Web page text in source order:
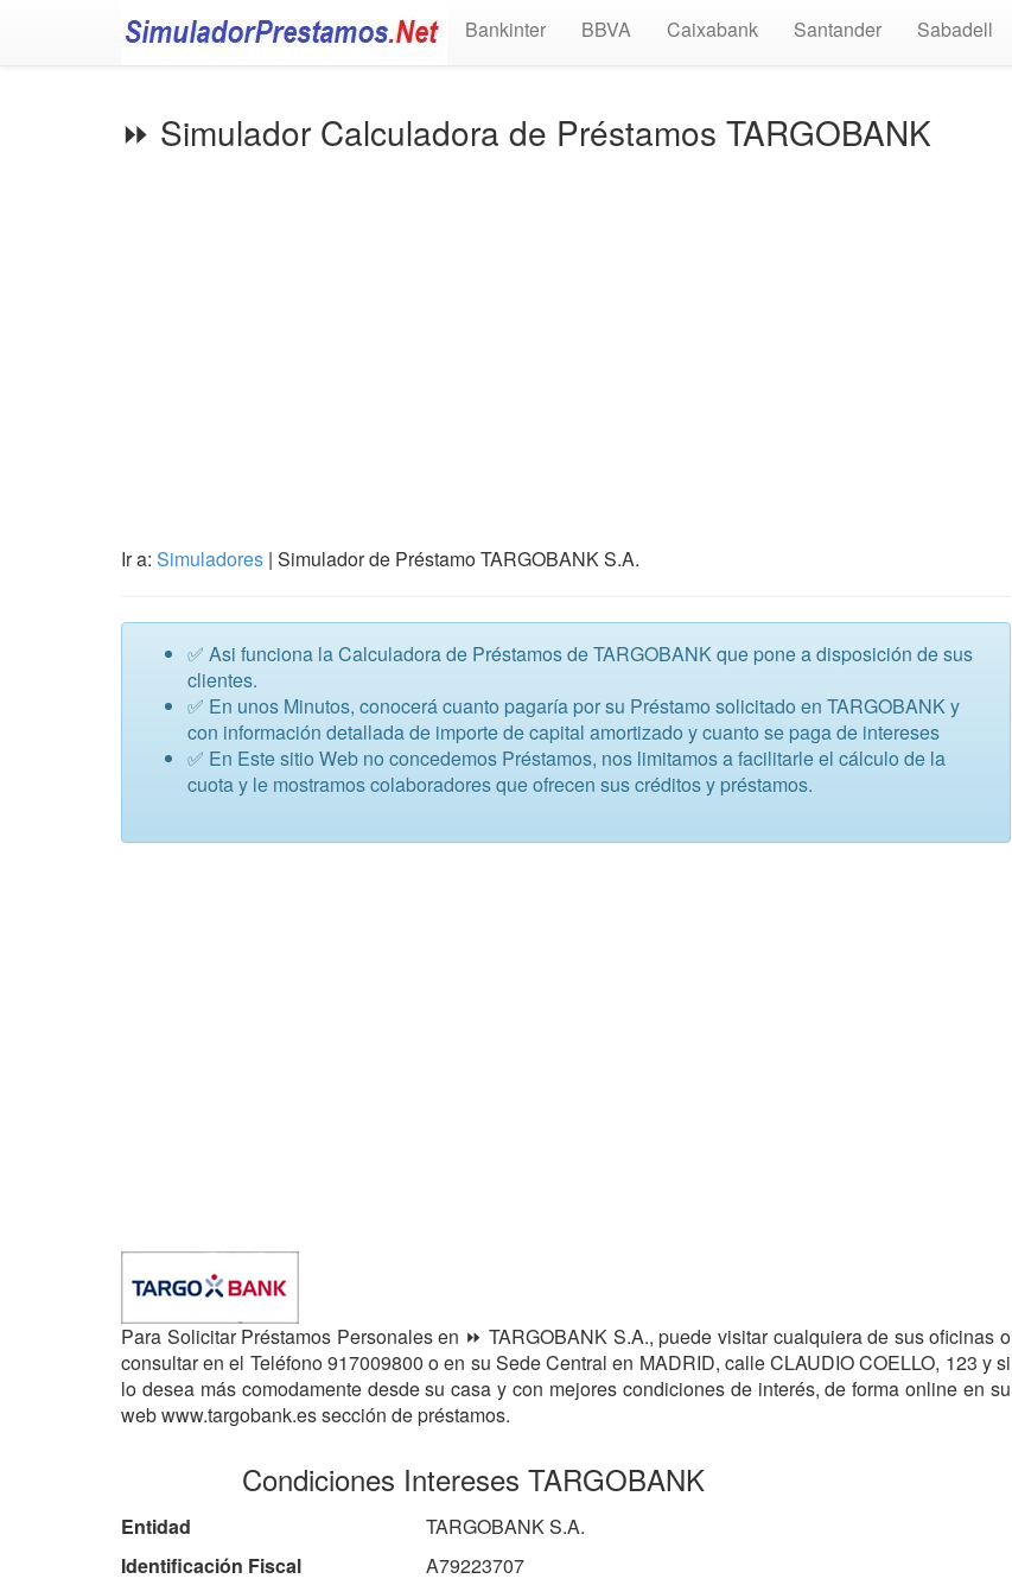
Bankinter BBVA Caixabank Santander Sabadell
⏩ Simulador Calculadora de Préstamos TARGOBANK
Ir a: Simuladores | Simulador de Préstamo TARGOBANK S.A.
✅ Asi funciona la Calculadora de Préstamos de TARGOBANK que pone a disposición de sus
clientes.
✅ En unos Minutos, conocerá cuanto pagaría por su Préstamo solicitado en TARGOBANK y
con información detallada de importe de capital amortizado y cuanto se paga de intereses
✅ En Este sitio Web no concedemos Préstamos, nos limitamos a facilitarle el cálculo de la
cuota y le mostramos colaboradores que ofrecen sus créditos y préstamos.
Para Solicitar Préstamos Personales en ⏩ TARGOBANK S.A., puede visitar cualquiera de sus oficinas o
consultar en el Teléfono 917009800 o en su Sede Central en MADRID, calle CLAUDIO COELLO, 123 y si
lo desea más comodamente desde su casa y con mejores condiciones de interés, de forma online en su
web www.targobank.es sección de préstamos.
Condiciones Intereses TARGOBANK
Entidad
TARGOBANK S.A.
Identificación Fiscal
A79223707